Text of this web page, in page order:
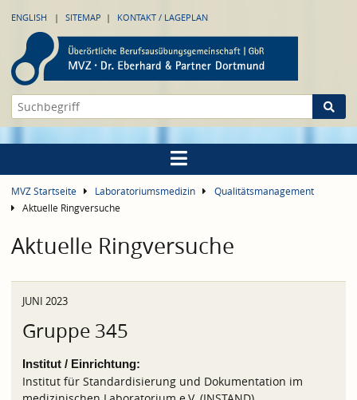
ENGLISH SITEMAP KONTAKT / LAGEPLAN
MVZ Startseite Laboratoriumsmedizin
Qualitätsmanagement
Aktuelle Ringversuche
Aktuelle Ringversuche
JUNI 2023
Gruppe 345
Institut / Einrichtung:
Institut für Standardisierung und Dokumentation im